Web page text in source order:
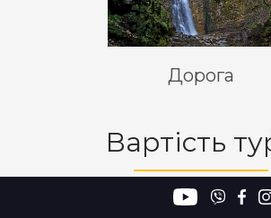
Дорога
Вартість
В розрахунку на 1